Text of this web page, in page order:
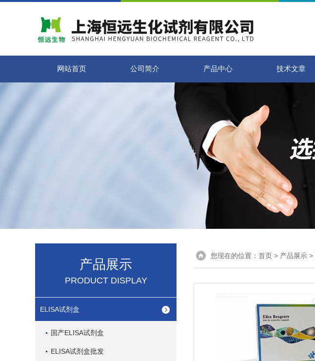
网站首页 公司简介 产品中心 技术文章
产品展示
PRODUCT DISPLAY
ELISA试剂盒
国产ELISA试剂盒
ELISA试剂盒批发
您现在的位置： 首页 > 产品展示 >